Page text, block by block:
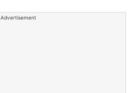
Advertisement